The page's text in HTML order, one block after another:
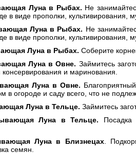
Луна в Рыбах. Не
в виде прополки, культивирования,
Луна в Рыбах. Не
в виде прополки, культивирования,
Луна в Рыбах. Соберите
Луна в Овне. Займитесь
и маринования.
Луна в Овне.
в огороде и саду всего, что не
Луна в Тельце. Займитесь
Луна в Тельце.
Луна в Близнецах.
семян.